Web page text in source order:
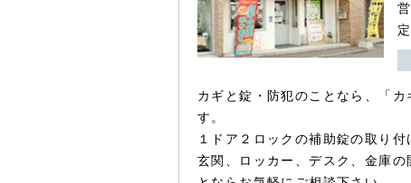
カギと錠・防犯のことなら、「
す。
１ドア２ロックの補助錠の取り
玄関、ロッカー、デスク、金庫